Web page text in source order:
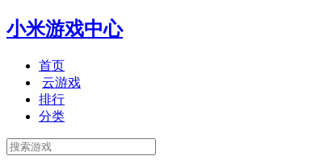
小米游戏中心
首页
云游戏
排行
分类